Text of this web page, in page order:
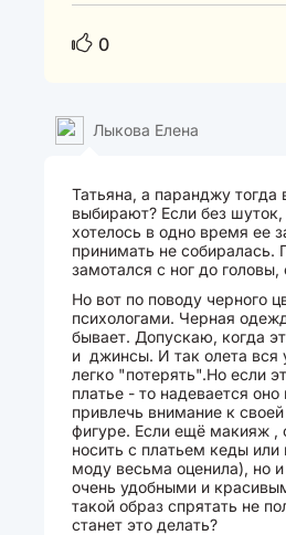
0
Лыкова Елена
Татьяна, а паранджу тогда
выбирают? Если без
хотелось в одно время ее
принимать не собиралась.
замотался с ног до головы,
Но вот по поводу черного
психологами. Черная
бывает. Допускаю, когда
и джинсы. И так олета вся
легко "потерять".Но если
платье - то надевается
привлечь внимание к
фигуре. Если ещё макияж ,
носить с платьем кеды или
моду весьма оценила), но
очень удобными и
такой образ спрятать не
станет это делать?